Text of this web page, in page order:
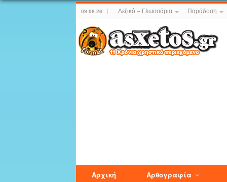
09.08.26 Λεξικό – Γλωσσάρια Παράδοση
Αρχική Αρθογραφία